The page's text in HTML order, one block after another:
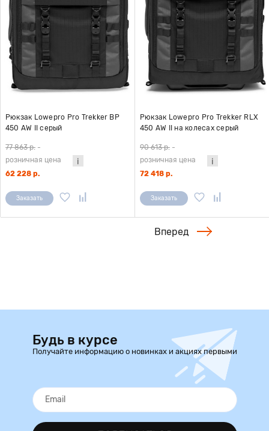
Рюкзак Lowepro Pro Trekker BP
450 AW II серый
77 863 р. -
розничная цена
62 228 р.
Заказать
Рюкзак Lowepro Pro Trekker RLX
450 AW II на колесах серый
90 613 р. -
розничная цена
72 418 р.
Заказать
Вперед
Будь в курсе
Получайте информацию о новинках и акциях первыми